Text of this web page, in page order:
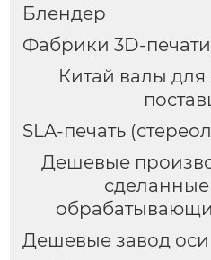
Блендер
Фабрики 3D-
Китай валы
SLA-печать
Дешевые
Дешевые завод